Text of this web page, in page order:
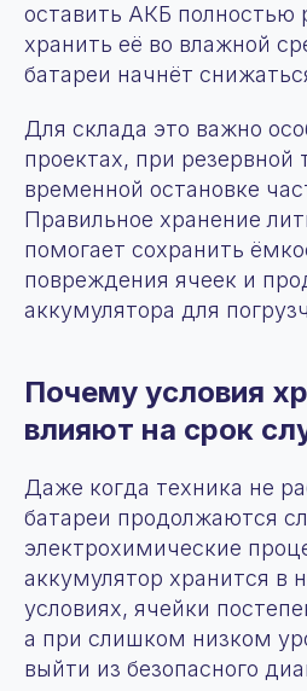
оставить АКБ полностью
хранить её во влажной
батареи начнёт
Для склада это важно
проектах, при резервной
временной остановке
Правильное хранение
помогает сохранить
повреждения ячеек и
аккумулятора для
Почему условия
влияют на срок
Даже когда техника не
батареи продолжаются
электрохимические
аккумулятор хранится в
условиях, ячейки
а при слишком низком
выйти из безопасного